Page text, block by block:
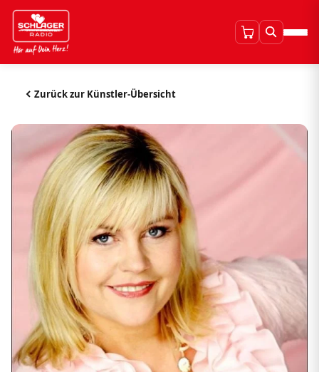
Zurück zur Künstler-Übersicht